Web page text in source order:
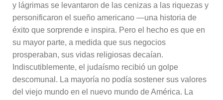
y lágrimas se levantaron de las cenizas a las riquezas y
personificaron el sueño americano —una historia de
éxito que sorprende e inspira. Pero el hecho es que en
su mayor parte, a medida que sus negocios
prosperaban, sus vidas religiosas decaían.
Indiscutiblemente, el judaísmo recibió un golpe
descomunal. La mayoría no podía sostener sus valores
del viejo mundo en el nuevo mundo de América. La